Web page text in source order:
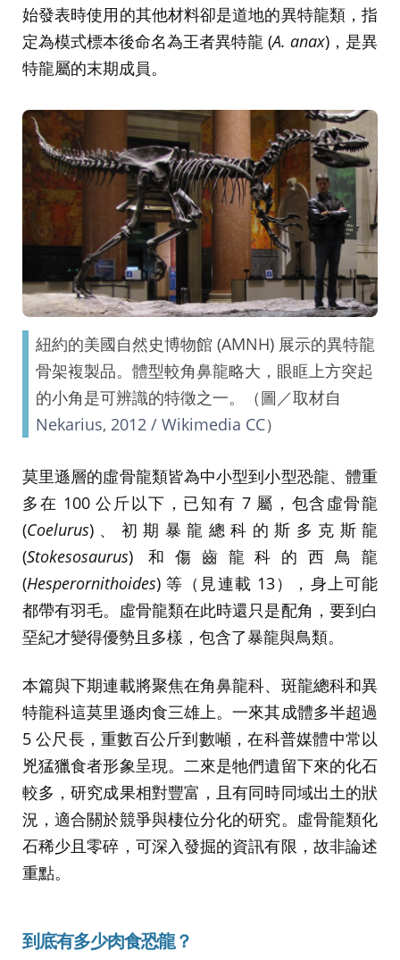
始發表時使用的其他材料卻是道地的異特龍類，指
定為模式標本後命名為王者異特龍 (A. anax)，是異
特龍屬的末期成員。
紐約的美國自然史博物館 (AMNH) 展示的異特龍
骨架複製品。體型較角鼻龍略大，眼眶上方突起
的小角是可辨識的特徵之一。（圖／取材自
Nekarius, 2012 / Wikimedia CC）
莫里遜層的虛骨龍類皆為中小型到小型恐龍、體重
多在 100 公斤以下，已知有 7 屬，包含虛骨龍
(Coelurus)、初期暴龍總科的斯多克斯龍
(Stokesosaurus) 和傷齒龍科的西鳥龍
(Hesperornithoides) 等（見連載 13），身上可能
都帶有羽毛。虛骨龍類在此時還只是配角，要到白
堊紀才變得優勢且多樣，包含了暴龍與鳥類。
本篇與下期連載將聚焦在角鼻龍科、斑龍總科和異
特龍科這莫里遜肉食三雄上。一來其成體多半超過
5 公尺長，重數百公斤到數噸，在科普媒體中常以
兇猛獵食者形象呈現。二來是牠們遺留下來的化石
較多，研究成果相對豐富，且有同時同域出土的狀
況，適合關於競爭與棲位分化的研究。虛骨龍類化
石稀少且零碎，可深入發掘的資訊有限，故非論述
重點。
到底有多少肉食恐龍？